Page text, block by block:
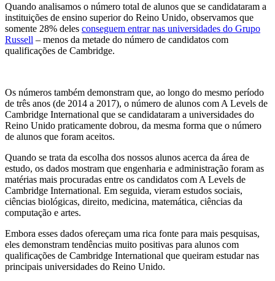
Quando analisamos o número total de alunos que se candidataram a
instituições de ensino superior do Reino Unido, observamos que
somente 28% deles conseguem entrar nas universidades do Grupo
Russell – menos da metade do número de candidatos com
qualificações de Cambridge.
Os números também demonstram que, ao longo do mesmo período
de três anos (de 2014 a 2017), o número de alunos com A Levels de
Cambridge International que se candidataram a universidades do
Reino Unido praticamente dobrou, da mesma forma que o número
de alunos que foram aceitos.
Quando se trata da escolha dos nossos alunos acerca da área de
estudo, os dados mostram que engenharia e administração foram as
matérias mais procuradas entre os candidatos com A Levels de
Cambridge International. Em seguida, vieram estudos sociais,
ciências biológicas, direito, medicina, matemática, ciências da
computação e artes.
Embora esses dados ofereçam uma rica fonte para mais pesquisas,
eles demonstram tendências muito positivas para alunos com
qualificações de Cambridge International que queiram estudar nas
principais universidades do Reino Unido.